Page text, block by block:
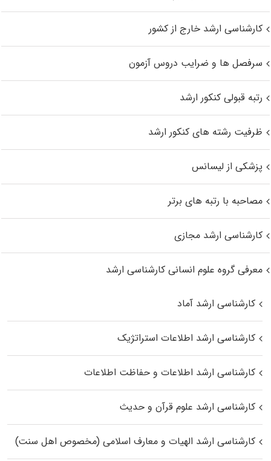
کارشناسی ارشد خارج از کشور
سرفصل ها و ضرایب دروس آزمون
رتبه قبولی کنکور ارشد
ظرفیت رشته های کنکور ارشد
پزشکی از لیسانس
مصاحبه با رتبه های برتر
کارشناسی ارشد مجازی
معرفی گروه علوم انسانی کارشناسی ارشد
کارشناسی ارشد آماد
کارشناسی ارشد اطلاعات استراتژیک
کارشناسی ارشد اطلاعات و حفاظت اطلاعات
کارشناسی ارشد علوم قرآن و حدیث
کارشناسی ارشد الهیات و معارف اسلامی (مخصوص اهل سنت)